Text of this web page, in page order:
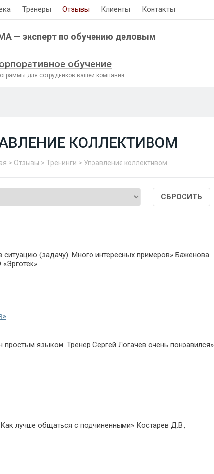
Тренеры Отзывы Клиенты Контакты
— эксперт по обучению деловым
обучение
для сотрудников вашей компании
КОЛЛЕКТИВОМ
> Отзывы > Тренинги > Управление коллективом
СБРОСИТЬ
(задачу). Много интересных примеров» Баженова
«Эрготек»
простым языком. Тренер Сергей Логачев очень понравился»
лучше общаться с подчиненными» Костарев Д.В.,